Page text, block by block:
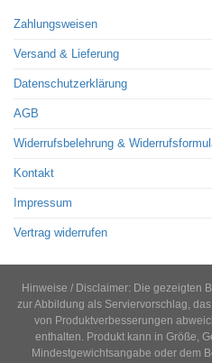
Zahlungsweisen
Versand & Lieferung
Datenschutzerklärung
AGB
Widerrufsbelehrung &
Kontakt
Impressum
Vertrag widerrufen
Hinweise / Disclaimer: Die gezeigten
zur Abbildung als Serviervorschlag,
von Produktverbesserungen
enthalten. Produkt kann in Größe,
Mindestgewichtsangabe oder dem